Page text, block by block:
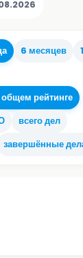
6 месяцев
рейтинге
всего дел
завершённые